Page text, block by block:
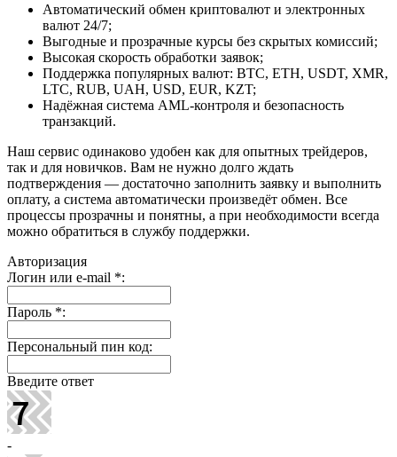
Автоматический обмен криптовалют и электронных
валют 24/7;
Выгодные и прозрачные курсы без скрытых комиссий;
Высокая скорость обработки заявок;
Поддержка популярных валют: BTC, ETH, USDT, XMR,
LTC, RUB, UAH, USD, EUR, KZT;
Надёжная система AML-контроля и безопасность
транзакций.
Наш сервис одинаково удобен как для опытных трейдеров,
так и для новичков. Вам не нужно долго ждать
подтверждения — достаточно заполнить заявку и выполнить
оплату, а система автоматически произведёт обмен. Все
процессы прозрачны и понятны, а при необходимости всегда
можно обратиться в службу поддержки.
Авторизация
Логин или e-mail *:
Пароль *:
Персональный пин код:
Введите ответ
-